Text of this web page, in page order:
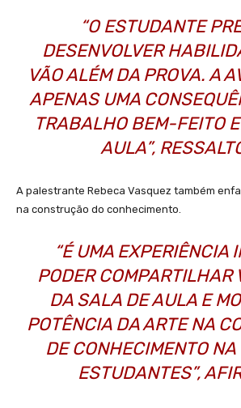
“O ESTUDANTE
DESENVOLVER
VÃO ALÉM DA PROVA. A
APENAS UMA
TRABALHO BEM-FEITO
AULA”,
A palestrante Rebeca Vasquez também
na construção do conhecimento.
“É UMA EXPERIÊNCIA
PODER COMPARTILHAR
DA SALA DE AULA E
POTÊNCIA DA ARTE NA
DE CONHECIMENTO NA
ESTUDANTES”,